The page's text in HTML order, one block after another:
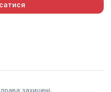
захищені.